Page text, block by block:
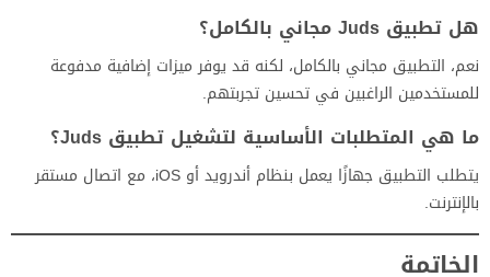
هل تطبيق Juds مجاني بالكامل؟
نعم، التطبيق مجاني بالكامل، لكنه قد يوفر ميزات إضافية مدفوعة
للمستخدمين الراغبين في تحسين تجربتهم.
ما هي المتطلبات الأساسية لتشغيل تطبيق Juds؟
يتطلب التطبيق جهازًا يعمل بنظام أندرويد أو iOS، مع اتصال مستقر
بالإنترنت.
الخاتمة